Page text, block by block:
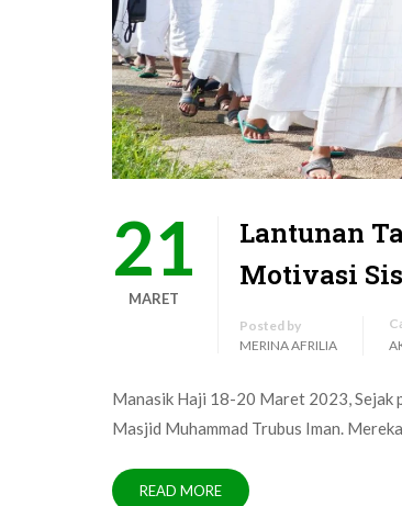
21
MARET
Lantunan
Motivasi
Posted by
MERINA AFRILIA
Manasik Haji 18-20 Maret 2023, Sejak
Masjid Muhammad Trubus Iman.
READ MORE